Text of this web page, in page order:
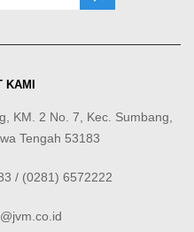
KAMI
KM. 2 No. 7, Kec. Sumbang,
Tengah 53183
/ (0281) 6572222